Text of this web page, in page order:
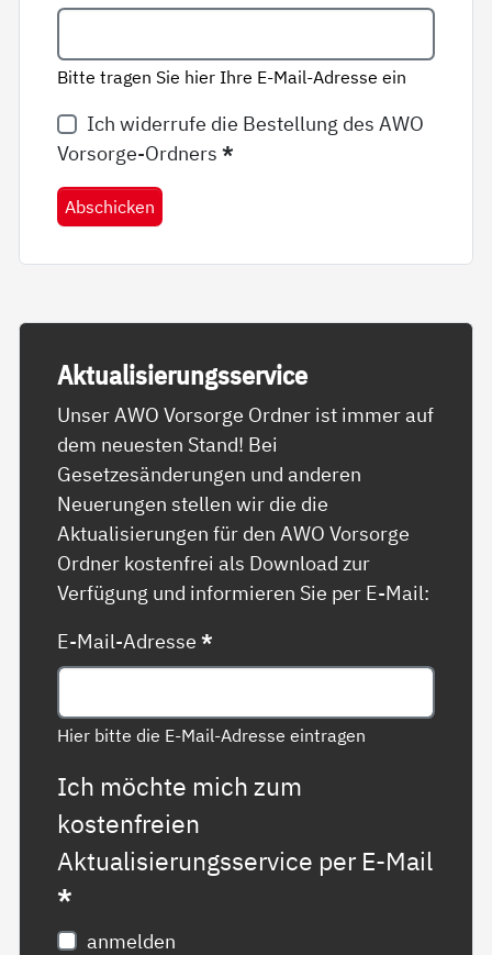
Bitte tragen Sie hier Ihre E-Mail-Adresse ein
Ich widerrufe die Bestellung des AWO
Vorsorge-Ordners*
Abschicken
Ak­tua­li­sie­rungs­ser­vice
Unser AWO Vorsorge Ordner ist immer auf
dem neuesten Stand! Bei
Gesetzesänderungen und anderen
Neuerungen stellen wir die die
Aktualisierungen für den AWO Vorsorge
Ordner kostenfrei als Download zur
Verfügung und informieren Sie per E-Mail:
E-Mail-Adresse*
Hier bitte die E-Mail-Adresse eintragen
Ich möchte mich zum
kostenfreien
Aktualisierungsservice per E-Mail
*
anmelden